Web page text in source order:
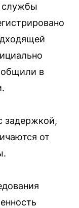
службы
в
задержкой,
от